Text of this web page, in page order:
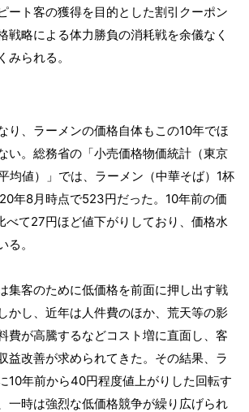
ート客の獲得を目的とした割引クーポン
戦略による体力勝負の消耗戦を余儀なく
みられる。
り、ラーメンの価格自体もこの10年でほ
い。総務省の「小売価格物価統計（東京
均値）」では、ラーメン（中華そば）1杯
年8月時点で523円だった。10年前の価
べて27円ほど値下がりしており、価格水
。
集客のために低価格を前面に押し出す戦
かし、近年は人件費のほか、荒天等の影
費が高騰するなどコスト増に直面し、客
益改善が求められてきた。その結果、ラ
10年前から40円程度値上がりした回転す
一時は強烈な低価格競争が繰り広げられ